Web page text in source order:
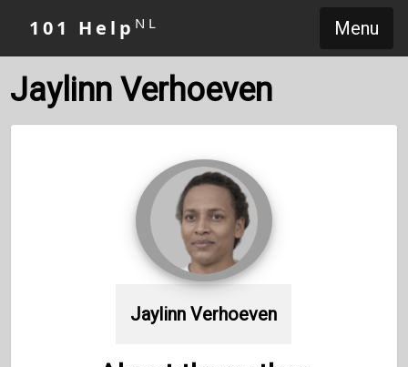
Menu
101 Help NL
Jaylinn Verhoeven
Jaylinn Verhoeven